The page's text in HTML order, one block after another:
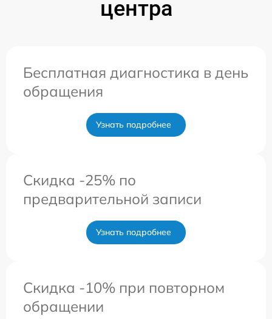
центра
Бесплатная диагностика в день
обращения
Узнать подробнее
Скидка -25% по
предварительной записи
Узнать подробнее
Скидка -10% при повторном
обращении